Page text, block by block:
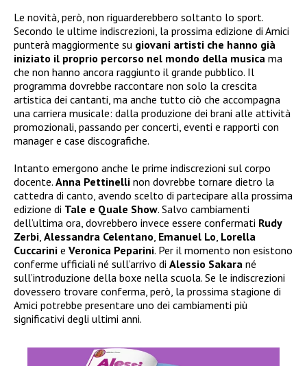
Le novità, però, non riguarderebbero soltanto lo sport.
Secondo le ultime indiscrezioni, la prossima edizione di Amici
punterà maggiormente su giovani artisti che hanno già
iniziato il proprio percorso nel mondo della musica ma
che non hanno ancora raggiunto il grande pubblico. Il
programma dovrebbe raccontare non solo la crescita
artistica dei cantanti, ma anche tutto ciò che accompagna
una carriera musicale: dalla produzione dei brani alle attività
promozionali, passando per concerti, eventi e rapporti con
manager e case discografiche.
Intanto emergono anche le prime indiscrezioni sul corpo
docente. Anna Pettinelli non dovrebbe tornare dietro la
cattedra di canto, avendo scelto di partecipare alla prossima
edizione di Tale e Quale Show. Salvo cambiamenti
dell’ultima ora, dovrebbero invece essere confermati Rudy
Zerbi Alessandra Celentano Emanuel Lo Lorella
Cuccarini e Veronica Peparini. Per il momento non esistono
conferme ufficiali né sull’arrivo di Alessio Sakara né
sull’introduzione della boxe nella scuola. Se le indiscrezioni
dovessero trovare conferma, però, la prossima stagione di
Amici potrebbe presentare uno dei cambiamenti più
significativi degli ultimi anni.